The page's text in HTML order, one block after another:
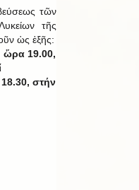
τῶν
τῆς
ὡς ἐξῆς:
ὥρα 19.00,
στήν